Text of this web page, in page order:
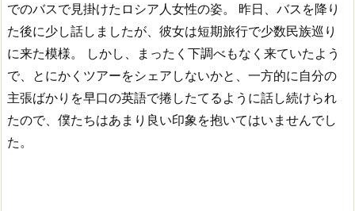
でのバスで見掛けたロシア人女性の姿。
昨日、バスを降り
た後に少し話しましたが、彼女は短期旅行で少数民族巡り
に来た模様。
しかし、まったく下調べもなく来ていたよう
で、とにかくツアーをシェアしないかと、一方的に自分の
主張ばかりを早口の英語で捲したてるように話し続けられ
たので、僕たちはあまり良い印象を抱いてはいませんでし
た。